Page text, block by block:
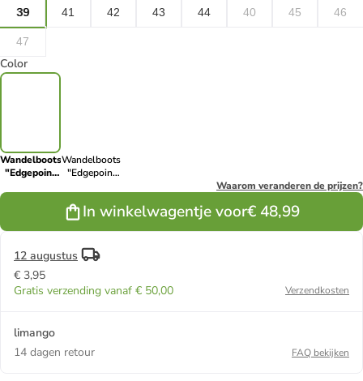
39
41 42 43 44 40 45 46
47
Color
Wandelboots
"Edgepoint
donkerblauw
Wandelboots
"Edgepoint
Waarom veranderen de prijzen?
In winkelwagentje voor€ 48,99
12 augustus
€ 3,95
Gratis verzending vanaf € 50,00
Verzendkosten
limango
14 dagen retour
FAQ bekijken